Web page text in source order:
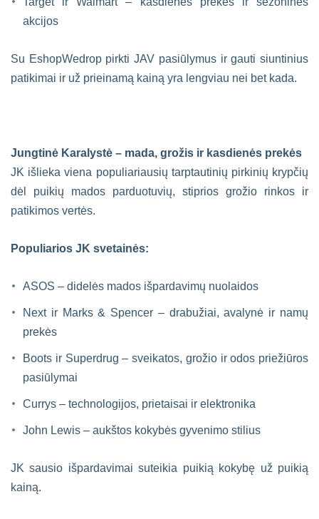
akcijos
Su EshopWedrop pirkti JAV pasiūlymus ir gauti siuntinius
patikimai ir už prieinamą kainą yra lengviau nei bet kada.
Jungtinė Karalystė – mada, grožis ir kasdienės prekės
JK išlieka viena populiariausių tarptautinių pirkinių krypčių
dėl puikių mados parduotuvių, stiprios grožio rinkos ir
patikimos vertės.
Populiarios JK svetainės:
ASOS – didelės mados išpardavimų nuolaidos
Next ir Marks & Spencer – drabužiai, avalynė ir namų
prekės
Boots ir Superdrug – sveikatos, grožio ir odos priežiūros
pasiūlymai
Currys – technologijos, prietaisai ir elektronika
John Lewis – aukštos kokybės gyvenimo stilius
JK sausio išpardavimai suteikia puikią kokybę už puikią
kainą.